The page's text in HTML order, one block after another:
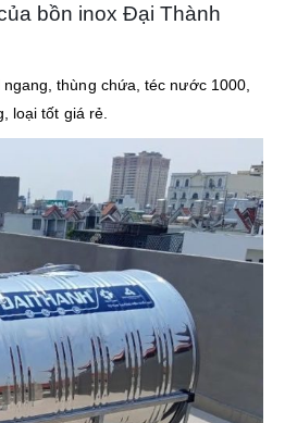
bồn inox Đại Thành
thùng chứa, téc nước 1000,
loại tốt giá rẻ.